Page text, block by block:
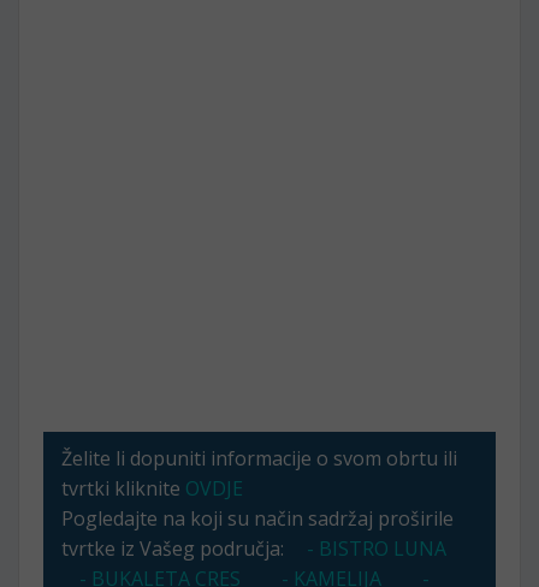
Želite li dopuniti informacije o svom obrtu ili
tvrtki kliknite OVDJE
Pogledajte na koji su način sadržaj proširile
tvrtke iz Vašeg područja:
- BISTRO LUNA
- BUKALETA CRES
- KAMELIJA
-